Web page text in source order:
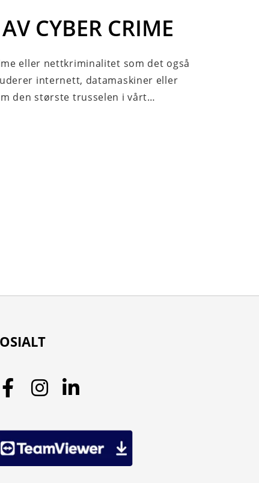
CYBER CRIME
eller nettkriminalitet som det også
internett, datamaskiner eller
den største trusselen i vårt…
Facebook